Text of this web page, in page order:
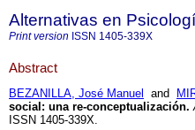
Alternativas en
Print version ISSN 1405-339X
Abstract
BEZANILLA, José Manuel and
social : una re-conceptualización.
ISSN 1405-339X.